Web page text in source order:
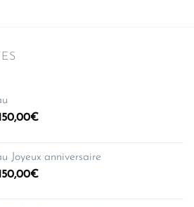
€Plage
35,00€
à
Joyeux anniversaire
€Plage